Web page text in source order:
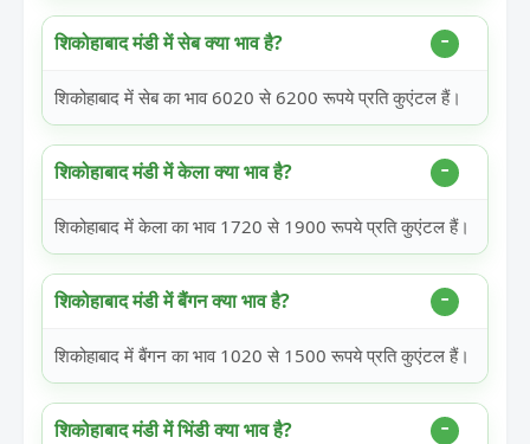
शिकोहाबाद मंडी में सेब क्या भाव है?
शिकोहाबाद में सेब का भाव 6020 से 6200 रूपये प्रति कुएंटल हैं।
शिकोहाबाद मंडी में केला क्या भाव है?
शिकोहाबाद में केला का भाव 1720 से 1900 रूपये प्रति कुएंटल हैं।
शिकोहाबाद मंडी में बैंगन क्या भाव है?
शिकोहाबाद में बैंगन का भाव 1020 से 1500 रूपये प्रति कुएंटल हैं।
शिकोहाबाद मंडी में भिंडी क्या भाव है?